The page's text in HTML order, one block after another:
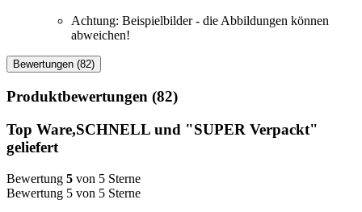
Achtung: Beispielbilder - die Abbildungen können
abweichen!
Bewertungen (82)
Produktbewertungen (82)
Top Ware,SCHNELL und "SUPER Verpackt"
geliefert
Bewertung 5 von 5 Sterne
Bewertung 5 von 5 Sterne